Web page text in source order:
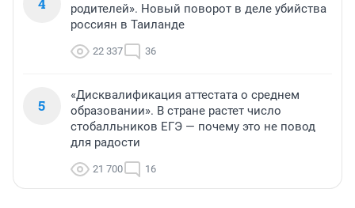
4
родителей». Новый поворот в деле убийства
россиян в Таиланде
22 337 36
5
«Дисквалификация аттестата о среднем
образовании». В стране растет число
стобалльников ЕГЭ — почему это не повод
для радости
21 700 16